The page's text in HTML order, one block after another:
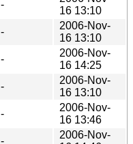
-
16 13:10
-
2006-Nov-
16 13:10
-
2006-Nov-
16 14:25
-
2006-Nov-
16 13:10
-
2006-Nov-
16 13:46
-
2006-Nov-